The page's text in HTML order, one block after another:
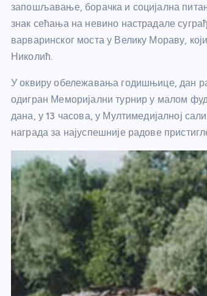
запошљавање, борачка и социјална
знак сећања на невино настрадале
варваринског моста у Велику Мораву,
Николић.
У оквиру обележавања годишњице, дан
одигран Меморијални турнир у малом
дана, у 13 часова, у Мултимедијалној
награда за најуспешније радове